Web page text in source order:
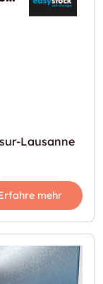
Lausanne
mehr